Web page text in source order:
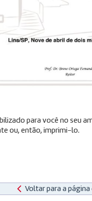
para você no seu
ou, então, imprimi-lo.
Voltar para a página